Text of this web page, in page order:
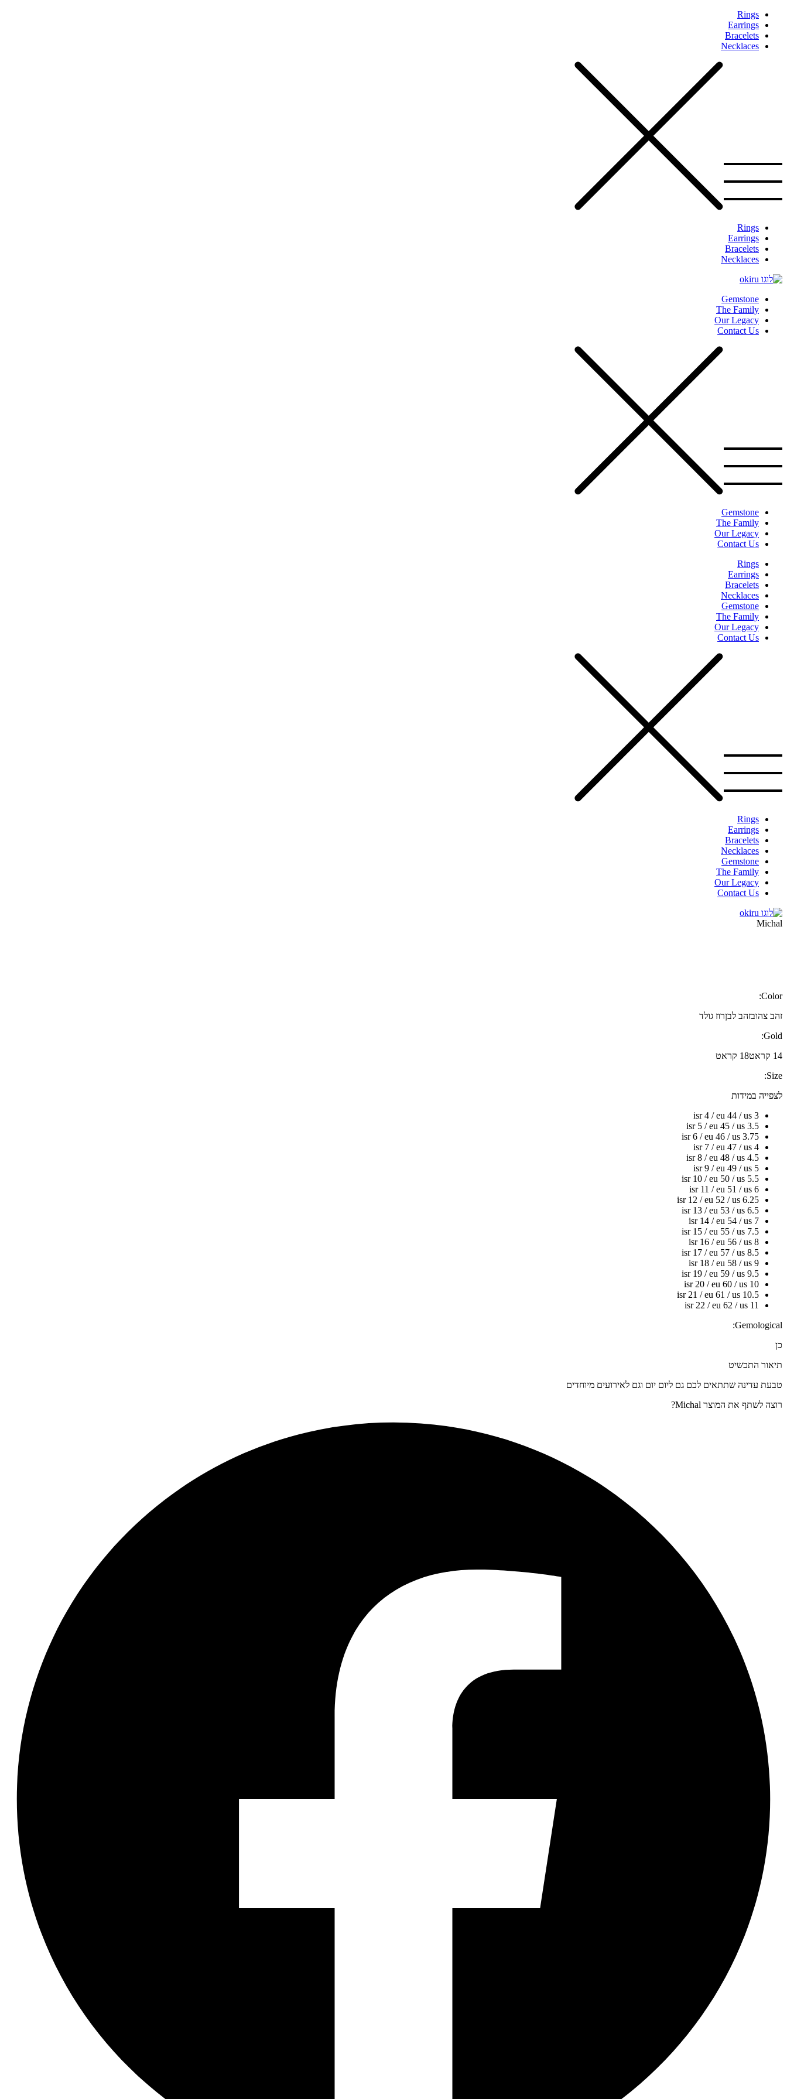
Rings
Earrings
Bracelets
Necklaces
Rings
Earrings
Bracelets
Necklaces
Gemstone
The Family
Our Legacy
Contact Us
Gemstone
The Family
Our Legacy
Contact Us
Rings
Earrings
Bracelets
Necklaces
Gemstone
The Family
Our Legacy
Contact Us
Rings
Earrings
Bracelets
Necklaces
Gemstone
The Family
Our Legacy
Contact Us
Michal
Color:
זהב צהובזהב לבןרוז גולד
Gold:
14 קראט
18 קראט
Size:
לצפייה במידות
isr 4 / eu 44 / us 3
isr 5 / eu 45 / us 3.5
isr 6 / eu 46 / us 3.75
isr 7 / eu 47 / us 4
isr 8 / eu 48 / us 4.5
isr 9 / eu 49 / us 5
isr 10 / eu 50 / us 5.5
isr 11 / eu 51 / us 6
isr 12 / eu 52 / us 6.25
isr 13 / eu 53 / us 6.5
isr 14 / eu 54 / us 7
isr 15 / eu 55 / us 7.5
isr 16 / eu 56 / us 8
isr 17 / eu 57 / us 8.5
isr 18 / eu 58 / us 9
isr 19 / eu 59 / us 9.5
isr 20 / eu 60 / us 10
isr 21 / eu 61 / us 10.5
isr 22 / eu 62 / us 11
Gemological:
כן
תיאור התכשיט
טבעת עדינה שתתאים לכם גם ליום יום וגם לאירועים מיוחדים
רוצה לשתף את המוצר Michal?